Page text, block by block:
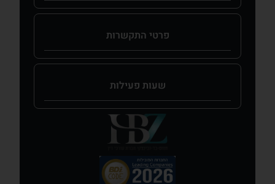
פרטי התקשרות
שעות פעילות